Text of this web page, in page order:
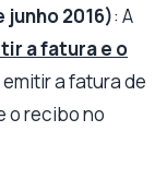
junho 2016): A
a fatura e o
a fatura de
o recibo no